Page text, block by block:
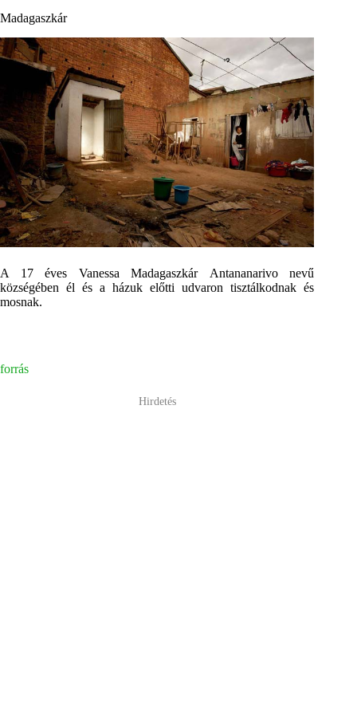
Madagaszkár
A 17 éves Vanessa Madagaszkár Antananarivo nevű
községében él és a házuk előtti udvaron tisztálkodnak és
mosnak.
forrás
Hirdetés